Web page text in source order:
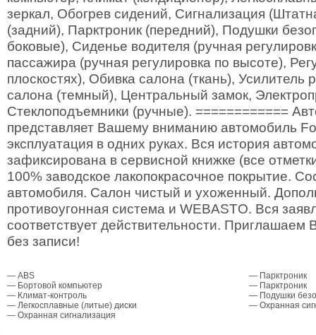
зеркал, Обогрев сидений, Сигнализация
(задний), Парктроник (передний), Подушки
боковые), Сиденье водителя (ручная
пассажира (ручная регулировка по высоте),
плоскостях), Обивка салона (ткань), Усилитель
салона (темный), Центральный замок,
Стеклоподъемники (ручные). ============
представляет Вашему вниманию автомобиль
эксплуатация в одних руках. Вся история
зафиксирована в сервисной книжке (все
100% заводское лакопокрасочное покрытие.
автомобиля. Салон чистый и ухоженный.
противоугонная система и WEBASTO. Вся
соответствует действительности.
без записи!
— ABS
— Бортовой компьютер
— Климат-контроль
— Легкосплавные (литые) диски
— Охранная сигнализация
— Парктроник
— Парктроник
— Подушки
— Охранная